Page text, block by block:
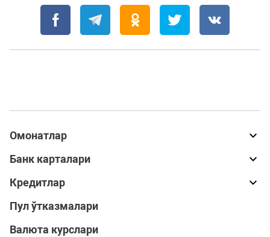
Омонатлар
Банк карталари
Кредитлар
Пул ўтказмалари
Валюта курслари